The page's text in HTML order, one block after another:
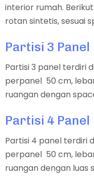
interior rumah.
rotan sintetis, sesuai
Partisi 3 Panel
Partisi 3 panel terdiri
perpanel 50 cm,
ruangan dengan
Partisi 4 Panel
Partisi 4 panel terdiri
perpanel 50 cm,
ruangan dengan luas